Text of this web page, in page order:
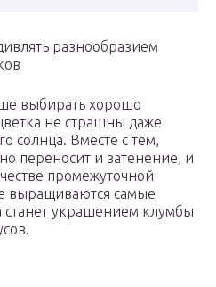
разнообразием
выбирать хорошо
не страшны даже
солнца. Вместе с тем,
переносит и затенение, и
промежуточной
выращиваются самые
станет украшением клумбы